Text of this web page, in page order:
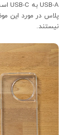
نیستند.